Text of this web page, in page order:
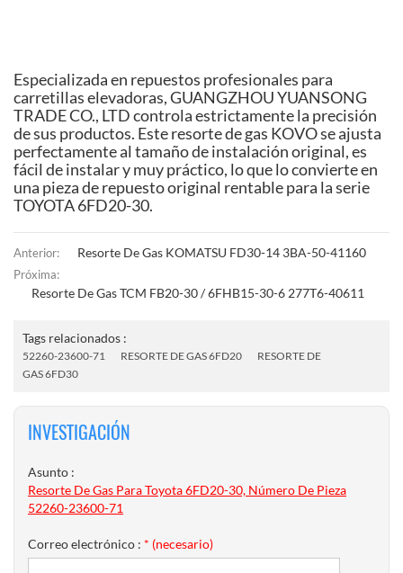
Especializada en repuestos profesionales para
carretillas elevadoras, GUANGZHOU YUANSONG
TRADE CO., LTD controla estrictamente la precisión
de sus productos. Este resorte de gas KOVO se ajusta
perfectamente al tamaño de instalación original, es
fácil de instalar y muy práctico, lo que lo convierte en
una pieza de repuesto original rentable para la serie
TOYOTA 6FD20-30.
Anterior: Resorte De Gas KOMATSU FD30-14 3BA-50-41160
Próxima:
Resorte De Gas TCM FB20-30 / 6FHB15-30-6 277T6-40611
Tags relacionados :
52260-23600-71 RESORTE DE GAS 6FD20
RESORTE DE
GAS 6FD30
INVESTIGACIÓN
Asunto :
Resorte De Gas Para Toyota 6FD20-30, Número De Pieza
52260-23600-71
Correo electrónico : * (necesario)